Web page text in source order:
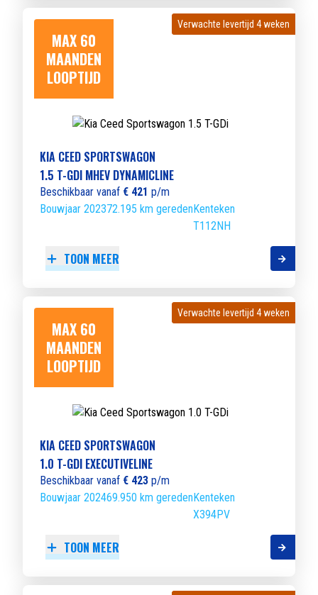
MAX 60
MAANDEN
LOOPTIJD
Verwachte levertijd 4 weken
Verwachte levertijd 4 weken
KIA CEED SPORTSWAGON
1.5 T-GDI MHEV DYNAMICLINE
Beschikbaar vanaf € 421 p/m
Bouwjaar 202372.195 km geredenKenteken
T112NH
TOON MEER
MAX 60
MAANDEN
LOOPTIJD
Verwachte levertijd 4 weken
Verwachte levertijd 4 weken
KIA CEED SPORTSWAGON
1.0 T-GDI EXECUTIVELINE
Beschikbaar vanaf € 423 p/m
Bouwjaar 202469.950 km geredenKenteken
X394PV
TOON MEER